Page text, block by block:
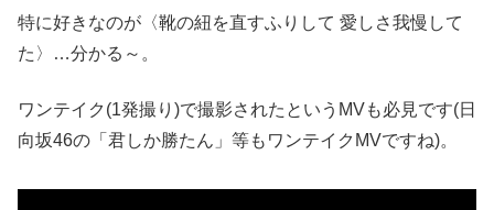
特に好きなのが〈靴の紐を直すふりして 愛しさ我慢して
た〉…分かる～。
ワンテイク(1発撮り)で撮影されたというMVも必見です(日
向坂46の「君しか勝たん」等もワンテイクMVですね)。